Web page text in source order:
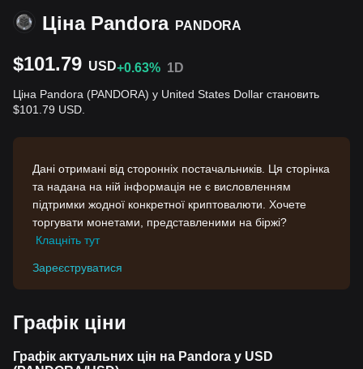
Ціна Pandora PANDORA
$101.79 USD+0.63% 1D
Ціна Pandora (PANDORA) у United States Dollar становить
$101.79 USD.
Дані отримані від сторонніх постачальників. Ця сторінка
та надана на ній інформація не є висловленням
підтримки жодної конкретної криптовалюти. Хочете
торгувати монетами, представленими на біржі?
Клацніть тут
Зареєструватися
Графік ціни
Графік актуальних цін на Pandora у USD